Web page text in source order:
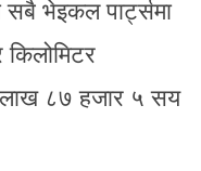
सबै भेइकल पार्ट्समा
लाख ८७ हजार ५ सय